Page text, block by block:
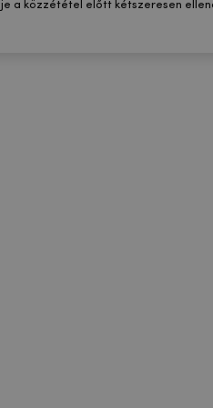
a közzététel előtt kétszeresen